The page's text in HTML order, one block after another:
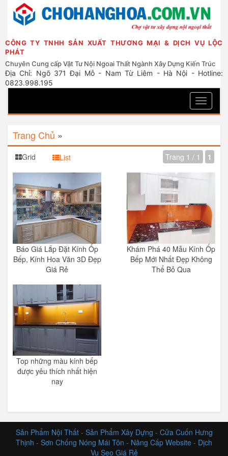
CÔNG TY TNHH SẢN XUẤT THƯƠNG MẠI & DỊCH VỤ LỘC
PHÁT
Chuyên Cung cấp Vật Tư Nội Ngoai Thất Ngành Xây Dựng Kiến Trúc
Địa Chỉ: Ngõ 371 Đại Mỗ - Nam Từ Liêm - Hà Nội - Hotline:
0823.998.195
Toggle
Trang Chủ »
Grid List Trang 1 / 1 1
Báo Giá Lắp Đặt Kính Ốp
Bếp, Kính Hoa Văn 3D Đẹp
Giá Rẻ
Khám Phá 40 Mẫu Kính Ốp
Bếp Mới Nhất Đẹp Không
Thể Bỏ Qua
Top những màu kính bếp
được yêu thích nhất hiện
nay
Sản Phẩm Nội Thất- Sản Phẩm Xây Dựng - Cửa Cuốn Hưng
Thịnh - Sơn Chống Nóng Mái Tôn - Nâng Cấp Website - Dịch
Vụ Seo Giá Rẻ